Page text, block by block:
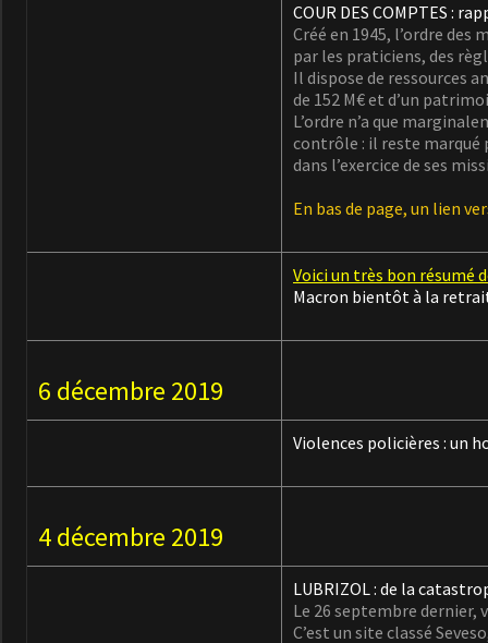
COUR DES COMPTES :
Créé en 1945, l’ordre des
par les praticiens, des
Il dispose de ressources
de 152 M€ et d’un
L’ordre n’a que
contrôle : il reste marqué
dans l’exercice de ses
En bas de page, un lien
Voici un très bon résumé
Macron bientôt à la
6 décembre 2019
Violences policières : un
4 décembre 2019
LUBRIZOL : de la
Le 26 septembre dernier,
C’est un site classé